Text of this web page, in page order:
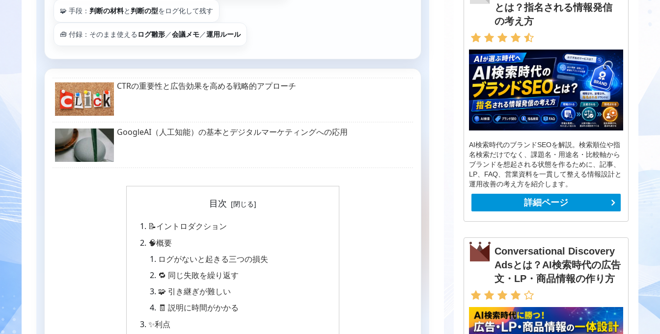
🧩 手段： 判断の材料と 判断の型をログ化して残す
🧰 付録：そのまま使える ログ雛形／会議メモ／運用ルール
CTRの重要性と広告効果を高める戦略的アプローチ
GoogleAI（人工知能）の基本とデジタルマーケティングへの応用
目次
📝イントロダクション
🧠概要
ログがないと起きる三つの損失
🔁 同じ失敗を繰り返す
🧩 引き継ぎが難しい
🧾 説明に時間がかかる
✨利点
とは？指名される情報発信
の考え方
AI検索時代のブランドSEOを解説。検索順位や指
名検索だけでなく、課題名・用途名・比較軸から
ブランドを想起される状態を作るために、記事、
LP、FAQ、営業資料を一貫して整える情報設計と
運用改善の考え方を紹介します。
詳細ページ
Conversational Discovery
Adsとは？AI検索時代の広告
文・LP・商品情報の作り方